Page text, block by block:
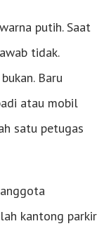
putih. Saat
tidak.
Baru
atau mobil
satu petugas
kantong parkir